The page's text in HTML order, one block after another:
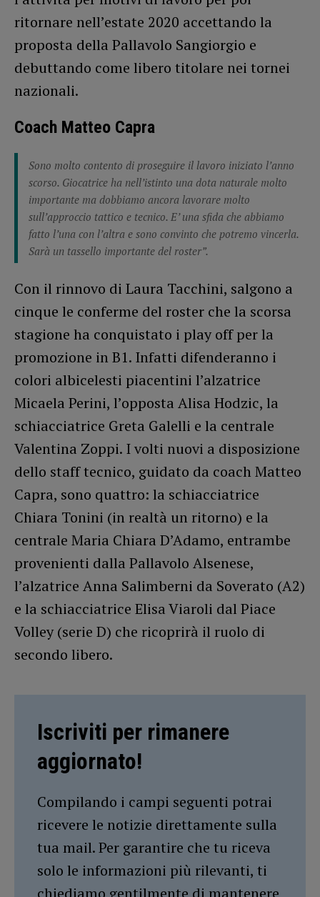
ritornare nell’estate 2020 accettando la
proposta della Pallavolo Sangiorgio e
debuttando come libero titolare nei tornei
nazionali.
Coach Matteo Capra
Sono molto contento di proseguire il lavoro iniziato l’anno
scorso. Giocatrice ha nell’istinto una dota naturale molto
importante ma dobbiamo ancora lavorare molto
sull’approccio tattico e tecnico. E’ una sfida che abbiamo
fatto l’una con l’altra e sono convinto che potremo vincerla.
Sarà un tassello importante del roster”.
Con il rinnovo di Laura Tacchini, salgono a
cinque le conferme del roster che la scorsa
stagione ha conquistato i play off per la
promozione in B1. Infatti difenderanno i
colori albicelesti piacentini l’alzatrice
Micaela Perini, l’opposta Alisa Hodzic, la
schiacciatrice Greta Galelli e la centrale
Valentina Zoppi. I volti nuovi a disposizione
dello staff tecnico, guidato da coach Matteo
Capra, sono quattro: la schiacciatrice
Chiara Tonini (in realtà un ritorno) e la
centrale Maria Chiara D’Adamo, entrambe
provenienti dalla Pallavolo Alsenese,
l’alzatrice Anna Salimberni da Soverato (A2)
e la schiacciatrice Elisa Viaroli dal Piace
Volley (serie D) che ricoprirà il ruolo di
secondo libero.
Iscriviti per rimanere
aggiornato!
Compilando i campi seguenti potrai
ricevere le notizie direttamente sulla
tua mail. Per garantire che tu riceva
solo le informazioni più rilevanti, ti
chiediamo gentilmente di mantenere